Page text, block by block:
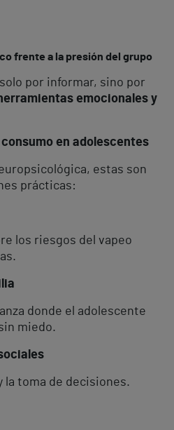
frente a la presión del grupo
por informar, sino por
emocionales y
en adolescentes
estas son
prácticas:
los riesgos del vapeo
donde el adolescente
miedo.
la toma de decisiones.